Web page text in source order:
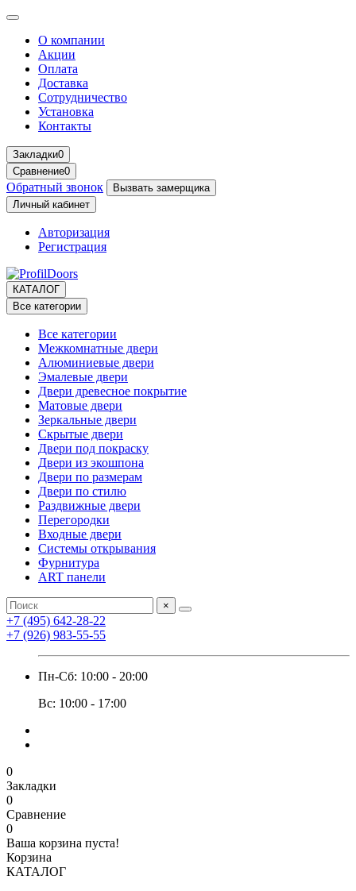
О компании
Акции
Оплата
Доставка
Сотрудничество
Установка
Контакты
Закладки0
Сравнение0
Обратный звонок
Вызвать замерщика
Личный кабинет
Авторизация
Регистрация
КАТАЛОГ
Все категории
Все категории
Межкомнатные двери
Алюминиевые двери
Эмалевые двери
Двери древесное покрытие
Матовые двери
Зеркальные двери
Скрытые двери
Двери под покраску
Двери из экошпона
Двери по размерам
Двери по стилю
Раздвижные двери
Перегородки
Входные двери
Системы открывания
Фурнитура
ART панели
×
+7 (495) 642-28-22
+7 (926) 983-55-55
Пн-Сб: 10:00 - 20:00
Вс: 10:00 - 17:00
0
Закладки
0
Сравнение
0
Ваша корзина пуста!
Корзина
КАТАЛОГ